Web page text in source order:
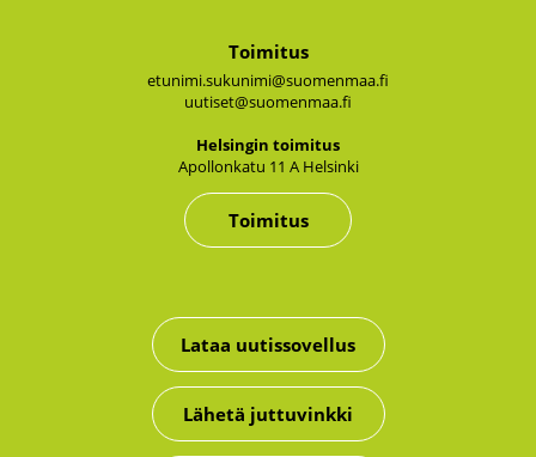
Toimitus
etunimi.sukunimi@suomenmaa.fi
uutiset@suomenmaa.fi
Hel­sin­gin toi­mi­tus
Apol­lon­ka­tu 11 A Hel­sin­ki
Toimitus
Lataa uutissovellus
Lähetä juttuvinkki